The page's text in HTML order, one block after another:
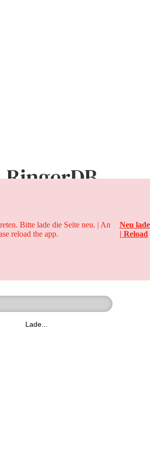
Jahre
Lade...
Bitte lade die Seite neu. | An
reload the app.
Neu
| Reload